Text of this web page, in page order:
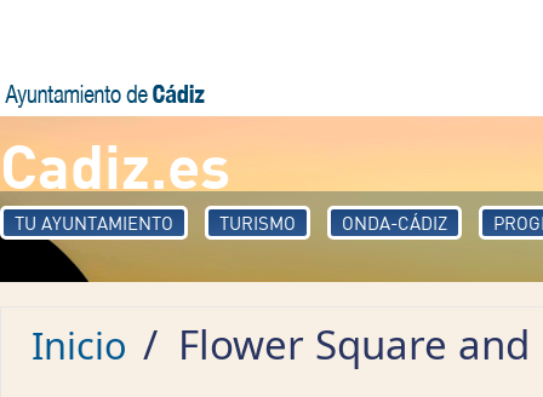
Cadiz.es
TU AYUNTAMIENTO TURISMO ONDA-CÁDIZ
Inicio / Flower Square